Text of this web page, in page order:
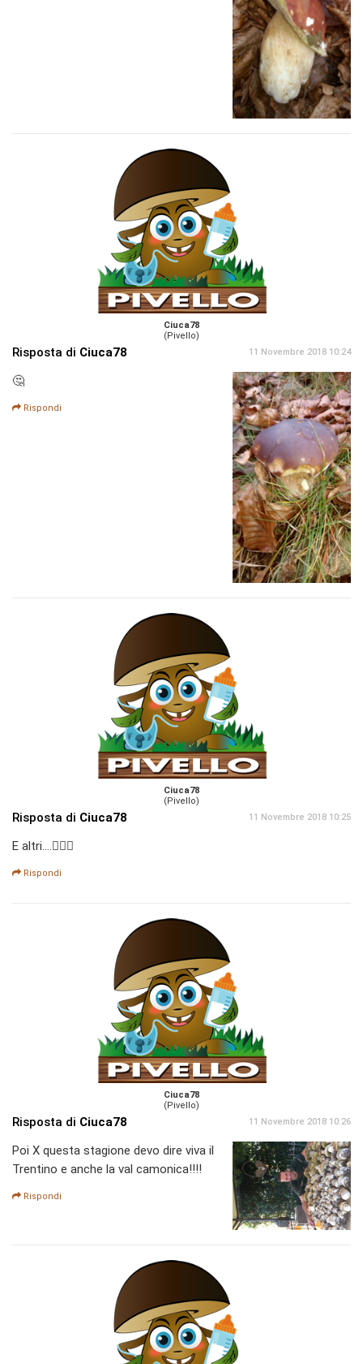
Ciuca78
(Pivello)
Risposta di Ciuca78 11 Novembre 2018 10:24
🤔
Rispondi
Ciuca78
(Pivello)
Risposta di Ciuca78 11 Novembre 2018 10:25
E altri....🙋🏼‍♂️
Rispondi
Ciuca78
(Pivello)
Risposta di Ciuca78 11 Novembre 2018 10:26
Poi X questa stagione devo dire viva il
Trentino e anche la val camonica!!!!
Rispondi